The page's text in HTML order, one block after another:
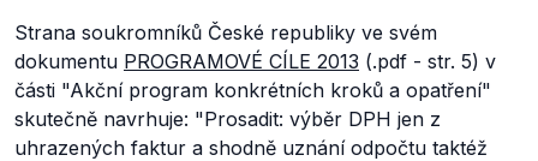
Strana soukromníků České republiky ve svém
dokumentu PROGRAMOVÉ CÍLE 2013 (.pdf - str. 5) v
části "Akční program konkrétních kroků a opatření"
skutečně navrhuje: "Prosadit: výběr DPH jen z
uhrazených faktur a shodně uznání odpočtu taktéž